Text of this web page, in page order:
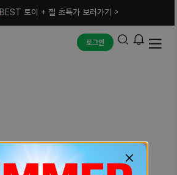
BEST 토이 + 젤 초특가 보러가기 >
로그인